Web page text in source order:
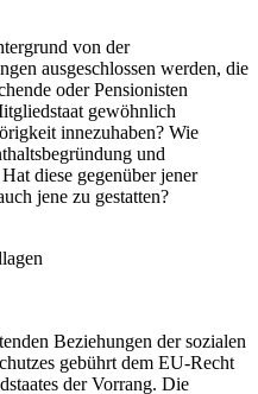
von der
ausgeschlossen werden, die
oder Pensionisten
gewöhnlich
innezuhaben? Wie
und
diese gegenüber jener
jene zu gestatten?
Beziehungen der sozialen
gebührt dem EU-Recht
der Vorrang. Die